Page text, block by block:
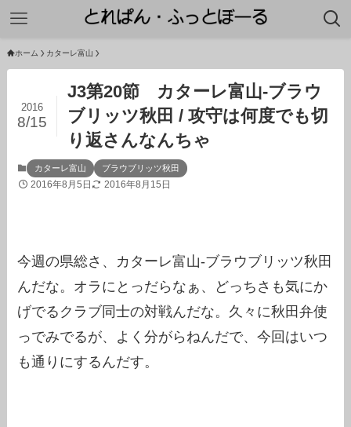
ホーム カターレ富山
J3第20節 カターレ富山-ブラウ
ブリッツ秋田 / 攻守は何度でも切
り返さんなんちゃ
2016
8/15
カターレ富山 ブラウブリッツ秋田
2016年8月5日 2016年8月15日
今週の県総さ、カターレ富山-ブラウブリッツ秋田
んだな。オラにとっだらなぁ、どっちさも気にか
げでるクラブ同士の対戦んだな。久々に秋田弁使
っでみでるが、よく分がらねんだで、今回はいつ
も通りにするんだす。